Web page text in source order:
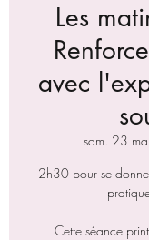
Les
avec
sam. 23
2h30 pour se
Cette séance